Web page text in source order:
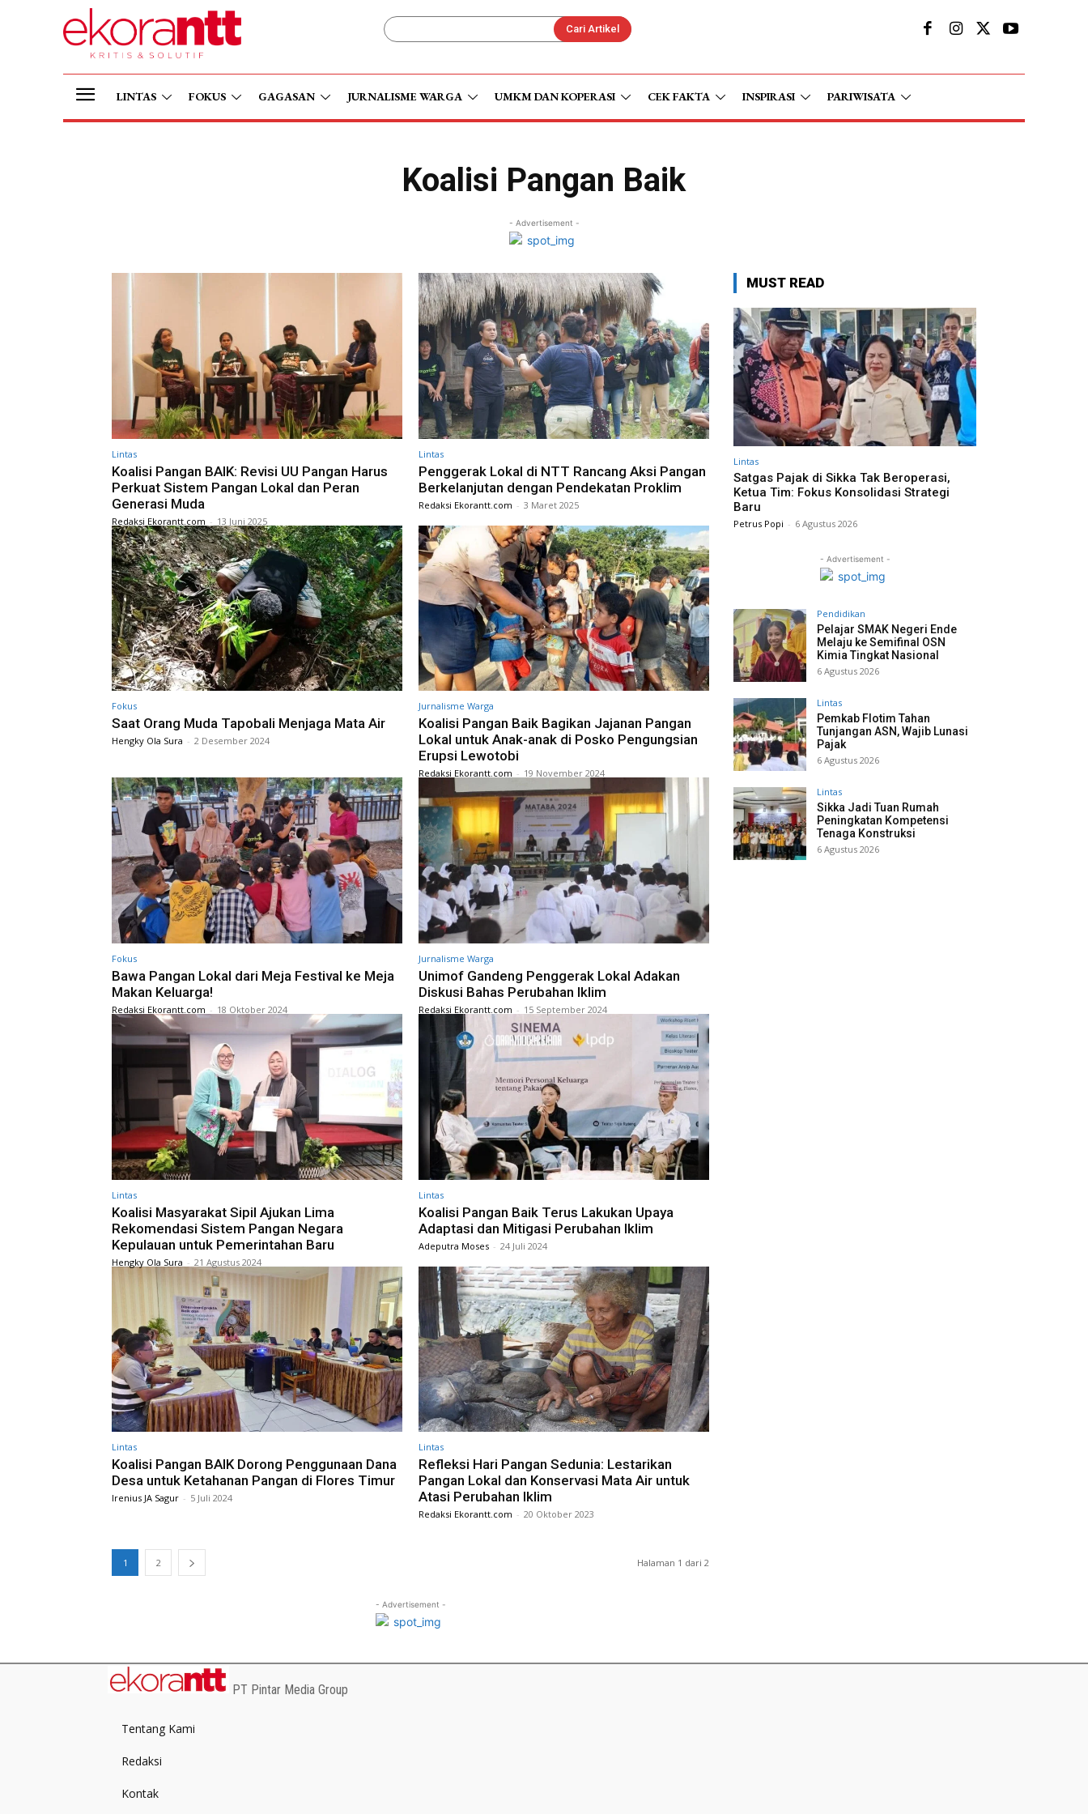
Cari Artikel
LINTAS FOKUS GAGASAN JURNALISME WARGA UMKM DAN KOPERASI CEK FAKTA INSPIRASI PARIWISATA
Koalisi Pangan Baik
- Advertisement -
Lintas
Koalisi Pangan BAIK: Revisi UU Pangan Harus
Perkuat Sistem Pangan Lokal dan Peran
Generasi Muda
Redaksi Ekorantt.com - 13 Juni 2025
Lintas
Penggerak Lokal di NTT Rancang Aksi Pangan
Berkelanjutan dengan Pendekatan Proklim
Redaksi Ekorantt.com - 3 Maret 2025
Fokus
Saat Orang Muda Tapobali Menjaga Mata Air
Hengky Ola Sura - 2 Desember 2024
Jurnalisme Warga
Koalisi Pangan Baik Bagikan Jajanan Pangan
Lokal untuk Anak-anak di Posko Pengungsian
Erupsi Lewotobi
Redaksi Ekorantt.com - 19 November 2024
Fokus
Bawa Pangan Lokal dari Meja Festival ke Meja
Makan Keluarga!
Redaksi Ekorantt.com - 18 Oktober 2024
Jurnalisme Warga
Unimof Gandeng Penggerak Lokal Adakan
Diskusi Bahas Perubahan Iklim
Redaksi Ekorantt.com - 15 September 2024
Lintas
Koalisi Masyarakat Sipil Ajukan Lima
Rekomendasi Sistem Pangan Negara
Kepulauan untuk Pemerintahan Baru
Hengky Ola Sura - 21 Agustus 2024
Lintas
Koalisi Pangan Baik Terus Lakukan Upaya
Adaptasi dan Mitigasi Perubahan Iklim
Adeputra Moses - 24 Juli 2024
Lintas
Koalisi Pangan BAIK Dorong Penggunaan Dana
Desa untuk Ketahanan Pangan di Flores Timur
Irenius JA Sagur - 5 Juli 2024
Lintas
Refleksi Hari Pangan Sedunia: Lestarikan
Pangan Lokal dan Konservasi Mata Air untuk
Atasi Perubahan Iklim
Redaksi Ekorantt.com - 20 Oktober 2023
1 2 Halaman 1 dari 2
- Advertisement -
MUST READ
Lintas
Satgas Pajak di Sikka Tak Beroperasi,
Ketua Tim: Fokus Konsolidasi Strategi
Baru
Petrus Popi - 6 Agustus 2026
- Advertisement -
Pendidikan
Pelajar SMAK Negeri Ende
Melaju ke Semifinal OSN
Kimia Tingkat Nasional
6 Agustus 2026
Lintas
Pemkab Flotim Tahan
Tunjangan ASN, Wajib Lunasi
Pajak
6 Agustus 2026
Lintas
Sikka Jadi Tuan Rumah
Peningkatan Kompetensi
Tenaga Konstruksi
6 Agustus 2026
PT Pintar Media Group
Tentang Kami
Redaksi
Kontak